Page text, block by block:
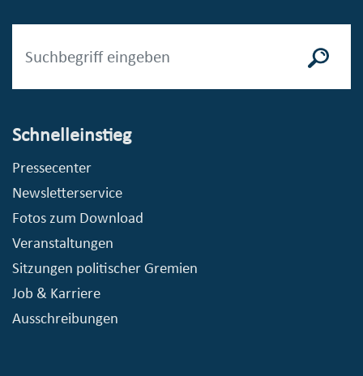
Schnelleinstieg
Pressecenter
Newsletterservice
Fotos zum Download
Veranstaltungen
Sitzungen politischer Gremien
Job & Karriere
Ausschreibungen